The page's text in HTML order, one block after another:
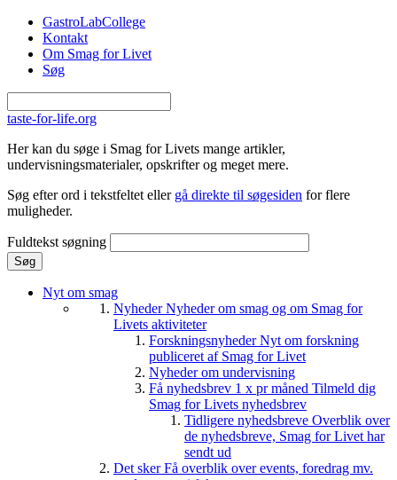
Gå til hovedindhold
GastroLabCollege
Kontakt
Om Smag for Livet
Søg
taste-for-life.org
Her kan du søge i Smag for Livets mange artikler,
undervisningsmaterialer, opskrifter og meget mere.
Søg efter ord i tekstfeltet eller gå direkte til søgesiden for flere
muligheder.
Fuldtekst søgning
Nyt om smag
NyhederNyheder om smag og om Smag for
Livets aktiviteter
ForskningsnyhederNyt om forskning
publiceret af Smag for Livet
Nyheder om undervisning
Få nyhedsbrev 1 x pr måned Tilmeld dig
Smag for Livets nyhedsbrev
Tidligere nyhedsbreve Overblik over
de nyhedsbreve, Smag for Livet har
sendt ud
Det skerFå overblik over events, foredrag mv.